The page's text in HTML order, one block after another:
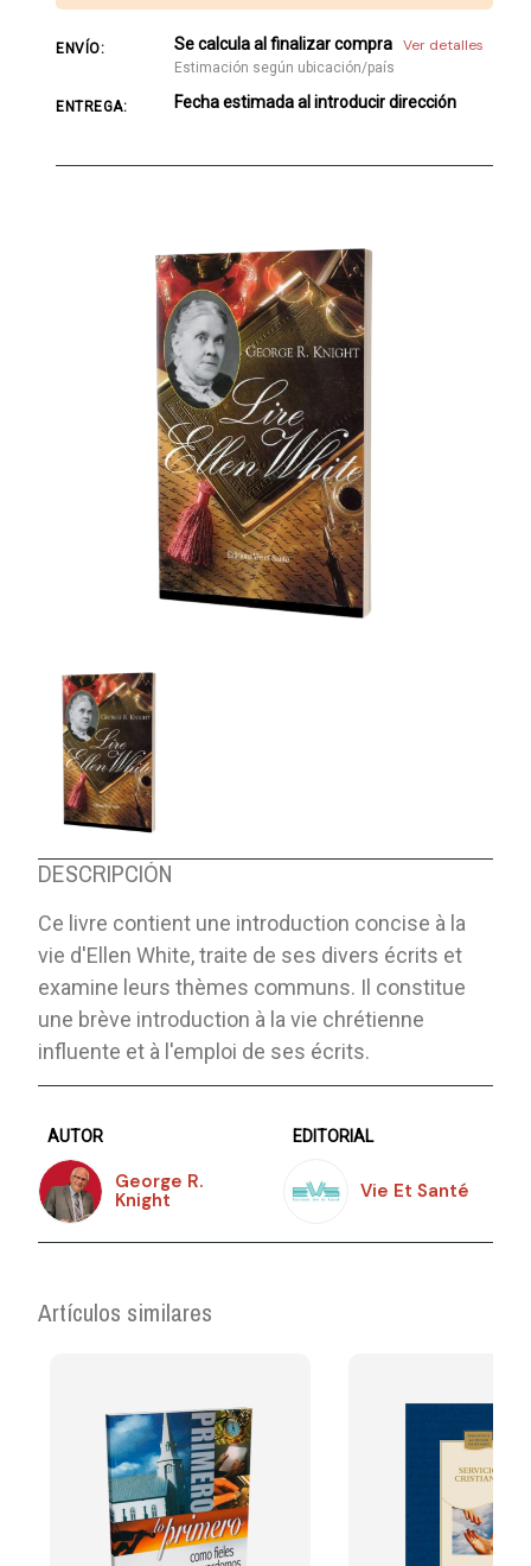
DESCRIPCIÓN
Ce livre contient une introduction concise à la
vie d'Ellen White, traite de ses divers écrits et
examine leurs thèmes communs. Il constitue
une brève introduction à la vie chrétienne
influente et à l'emploi de ses écrits.
AUTOR
George R.
Knight
EDITORIAL
Vie Et Santé
Artículos similares
ENVÍO: Se calcula al finalizar compra Ver detalles
Estimación según ubicación/país
ENTREGA: Fecha estimada al introducir dirección